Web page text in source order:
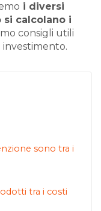
i diversi
calcolano i
consigli utili
investimento.
sono tra i
tra i costi